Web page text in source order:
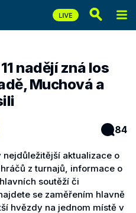
nadějí zná los
Muchová a
84
aktualizace o
z turnajů, informace o
soutěží či
se zaměřením hlavně
hvězdy na jednom místě v